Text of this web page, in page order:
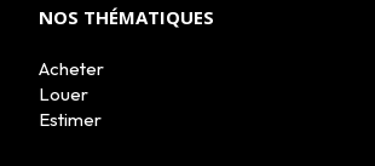
NOS THÉMATIQUES
Acheter
Louer
Estimer